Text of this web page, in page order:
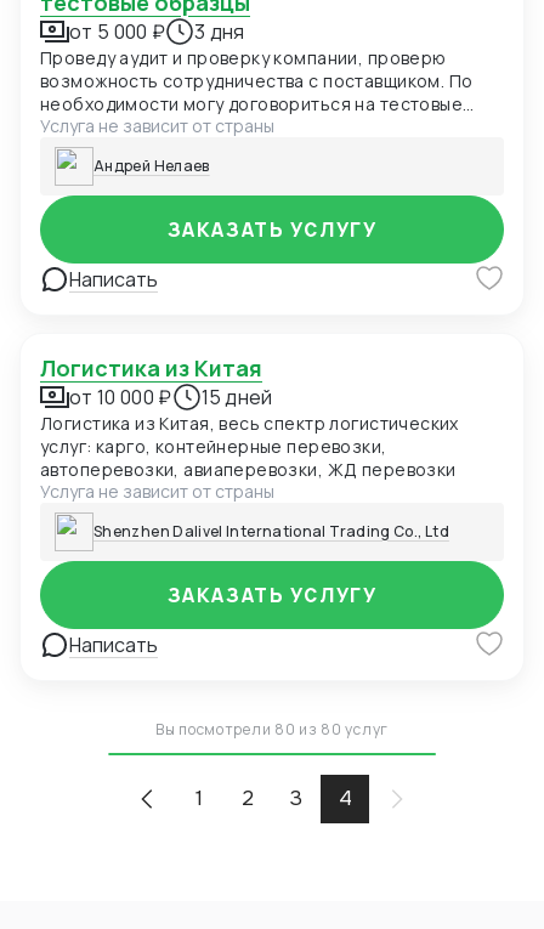
от 5 000 ₽ 3 дня
Проведу аудит и проверку компании, проверю
возможность сотрудничества с поставщиком. По
необходимости могу договориться на тестовые
образцы и лучшие условия для первой покупки /
сотрудничества
Услуга не зависит от страны
Андрей Нелаев
Написать
ЗАКАЗАТЬ УСЛУГУ
Логистика из Китая
от 10 000 ₽ 15 дней
Логистика из Китая, весь спектр логистических
услуг: карго, контейнерные перевозки,
автоперевозки, авиаперевозки, ЖД перевозки
Услуга не зависит от страны
Shenzhen Dalivel International Trading Co., Ltd
Написать
ЗАКАЗАТЬ УСЛУГУ
Вы посмотрели 80 из 80 услуг
1 2 3 4